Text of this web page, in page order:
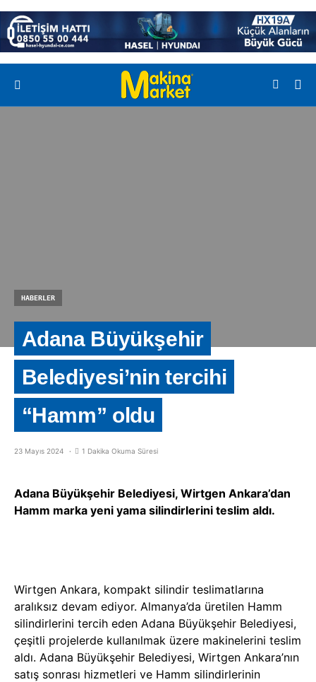
HABERLER
Adana Büyükşehir
Belediyesi’nin tercihi
“Hamm” oldu
23 Mayıs 2024 1 Dakika Okuma Süresi
Adana Büyükşehir Belediyesi, Wirtgen Ankara’dan
Hamm marka yeni yama silindirlerini teslim aldı.
Wirtgen Ankara, kompakt silindir teslimatlarına
aralıksız devam ediyor. Almanya’da üretilen Hamm
silindirlerini tercih eden Adana Büyükşehir Belediyesi,
çeşitli projelerde kullanılmak üzere makinelerini teslim
aldı. Adana Büyükşehir Belediyesi, Wirtgen Ankara’nın
satış sonrası hizmetleri ve Hamm silindirlerinin